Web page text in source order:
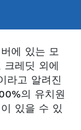
에 있는 모
레딧 외에
라고 알려진
의 유치원
있을 수 있